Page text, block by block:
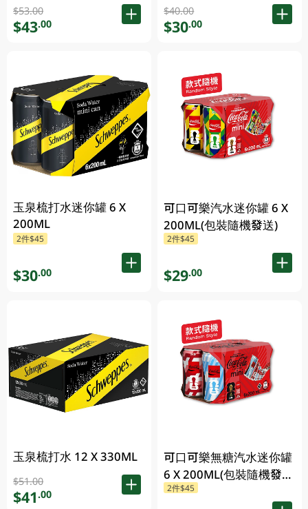
$53.00
$43.00
玉泉梳打水迷你罐 6 X
200ML
2件$45
$30.00
玉泉梳打水 12 X 330ML
$51.00
$41.00
$40.00
$30.00
可口可樂汽水迷你罐 6 X
200ML(包裝隨機發送)
2件$45
$29.00
可口可樂無糖汽水迷你罐
6 X 200ML(包裝隨機發
送)
2件$45